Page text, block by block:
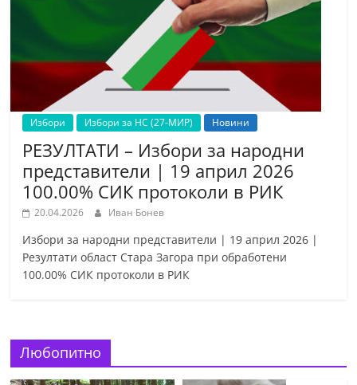
Избори Избори за НС (27-МИР) Новини
РЕЗУЛТАТИ – Избори за народни
представители | 19 април 2026
100.00% СИК протоколи в РИК
20.04.2026 Иван Бонев
Избори за народни представители | 19 април 2026 |
Резултати област Стара Загора при обработени
100.00% СИК протоколи в РИК
Любопитно